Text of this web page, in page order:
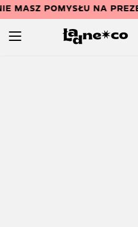
MASZ POMYSŁU NA